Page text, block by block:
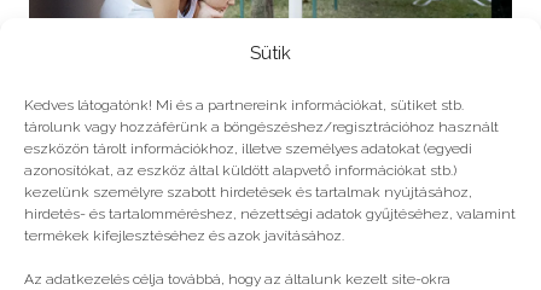
Sütik
Kedves látogatónk! Mi és a partnereink információkat, sütiket stb.
tárolunk vagy hozzáférünk a böngészéshez/regisztrációhoz használt
eszközön tárolt információkhoz, illetve személyes adatokat (egyedi
azonosítókat, az eszköz által küldött alapvető információkat stb.)
kezelünk személyre szabott hirdetések és tartalmak nyújtásához,
hirdetés- és tartalomméréshez, nézettségi adatok gyűjtéséhez, valamint
termékek kifejlesztéséhez és azok javításához.
Az adatkezelés célja továbbá, hogy az általunk kezelt site-okra
Tábori mumus: a honvágy